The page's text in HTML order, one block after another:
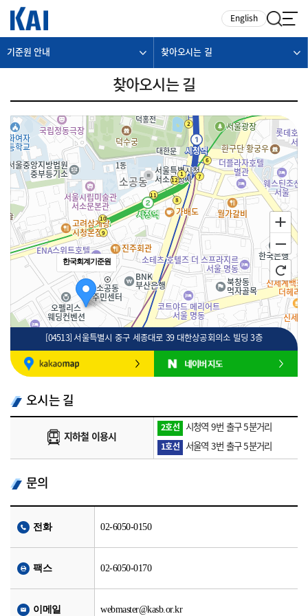
English
기준원 안내 찾아오시는 길
찾아오시는 길
한국회계기준원
100m
[04513] 서울특별시 중구 세종대로 39 대한상공회의소 빌딩 3층
오시는 길
지하철 이용시
2호선 시청역 9번 출구 5분거리
1호선 서울역 3번 출구 5분거리
문의
전화 02-6050-0150
팩스 02-6050-0170
이메일 webmaster@kasb.or.kr